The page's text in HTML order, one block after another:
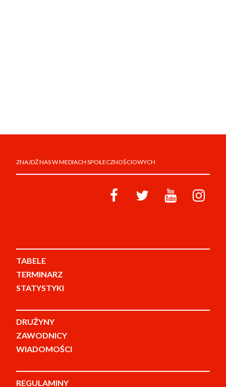
ZNAJDŹ NAS W MEDIACH SPOŁECZNOŚCIOWYCH
TABELE
TERMINARZ
STATYSTYKI
DRUŻYNY
ZAWODNICY
WIADOMOŚCI
REGULAMINY